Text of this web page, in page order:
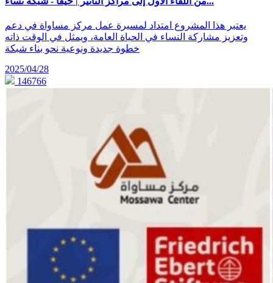
يعتبر هذا المشروع امتداد لمسيرة عمل مركز مساواة في دعم
وتعزيز مشاركة النساء في الحياة العامة، ويمثل في الوقت ذاته
خطوة جديدة ونوعية نحو بناء شبكة
2025/04/28
146766